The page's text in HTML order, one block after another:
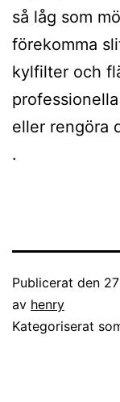
så låg som
förekomma
kylfilter och
eller rengöra
.
Publicerat den
av henry
Kategoriserat